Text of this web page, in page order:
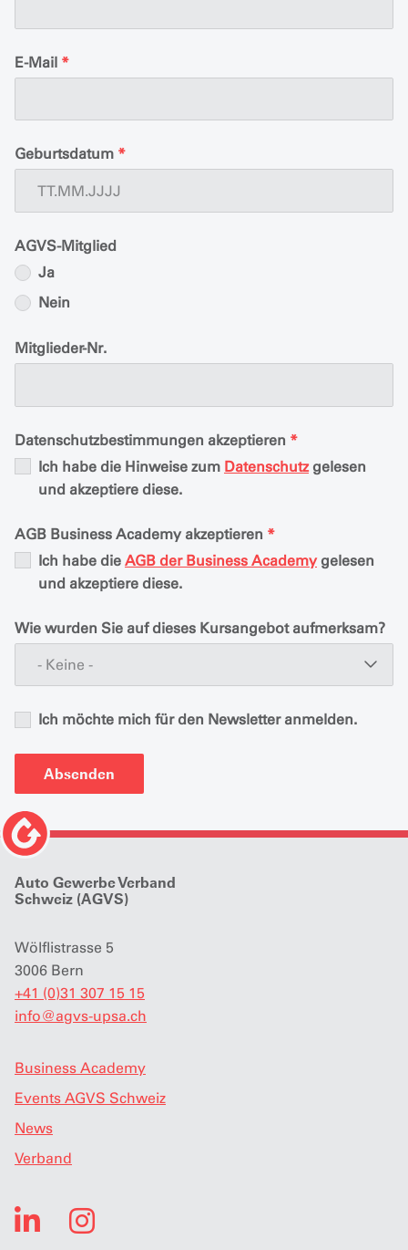
E-Mail *
Geburtsdatum *
AGVS-Mitglied
Ja
Nein
Mitglieder-Nr.
Datenschutzbestimmungen akzeptieren *
Ich habe die Hinweise zum Datenschutzgelesen
und akzeptiere diese.
AGB Business Academy akzeptieren *
Ich habe die AGB der Business Academygelesen
und akzeptiere diese.
Wie wurden Sie auf dieses Kursangebot aufmerksam?
- Keine -
Ich möchte mich für den Newsletter anmelden.
Absenden
Auto Gewerbe Verband
Schweiz (AGVS)
Wölflistrasse 5
3006 Bern
+41 (0)31 307 15 15
info@agvs-upsa.ch
Business Academy
Events AGVS Schweiz
News
Verband